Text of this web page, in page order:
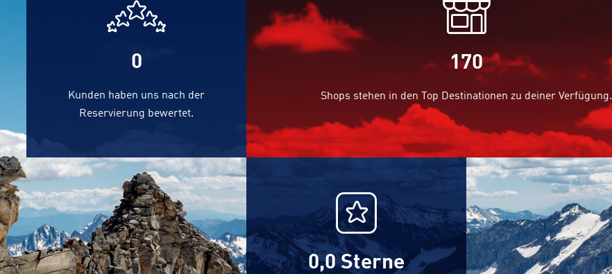
0
Kunden haben uns nach der
Reservierung bewertet.
170
Shops stehen in den Top Destinationen zu deiner Verfügung.
0,0Sterne